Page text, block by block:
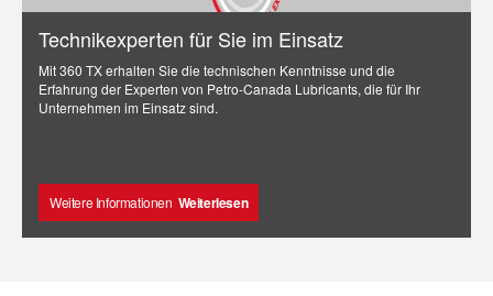
Technikexperten für Sie im Einsatz
Mit 360 TX erhalten Sie die technischen Kenntnisse und die
Erfahrung der Experten von Petro-Canada Lubricants, die für Ihr
Unternehmen im Einsatz sind.
Weitere Informationen Weiterlesen